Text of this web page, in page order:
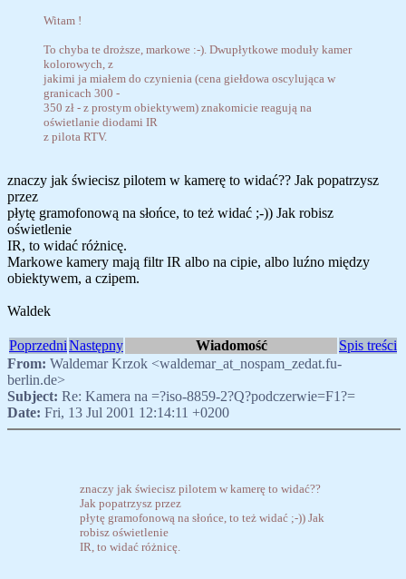
Witam !
To chyba te droższe, markowe :-). Dwupłytkowe moduły kamer
kolorowych, z
jakimi ja miałem do czynienia (cena giełdowa oscylująca w
granicach 300 -
350 zł - z prostym obiektywem) znakomicie reagują na
oświetlanie diodami IR
z pilota RTV.
znaczy jak świecisz pilotem w kamerę to widać?? Jak popatrzysz
przez
płytę gramofonową na słońce, to też widać ;-)) Jak robisz
oświetlenie
IR, to widać różnicę.
Markowe kamery mają filtr IR albo na cipie, albo luźno między
obiektywem, a czipem.
Waldek
PoprzedniNastępny Wiadomość
Spis treści
From: Waldemar Krzok <waldemar_at_nospam_zedat.fu-
berlin.de>
Subject: Re: Kamera na =?iso-8859-2?Q?podczerwie=F1?=
Date: Fri, 13 Jul 2001 12:14:11 +0200
znaczy jak świecisz pilotem w kamerę to widać??
Jak popatrzysz przez
płytę gramofonową na słońce, to też widać ;-)) Jak
robisz oświetlenie
IR, to widać różnicę.